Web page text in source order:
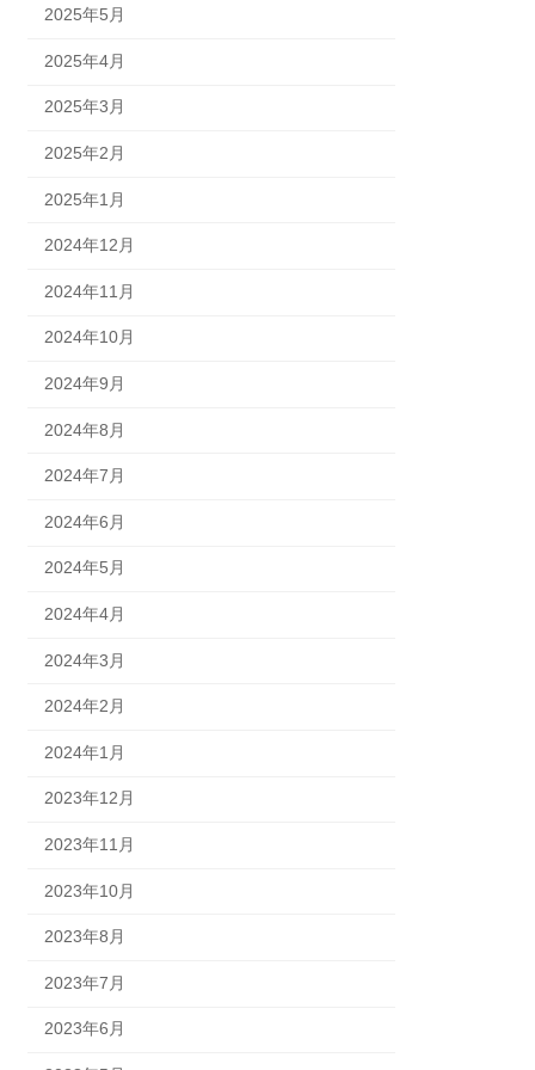
2025年5月
2025年4月
2025年3月
2025年2月
2025年1月
2024年12月
2024年11月
2024年10月
2024年9月
2024年8月
2024年7月
2024年6月
2024年5月
2024年4月
2024年3月
2024年2月
2024年1月
2023年12月
2023年11月
2023年10月
2023年8月
2023年7月
2023年6月